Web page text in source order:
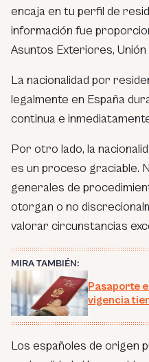
encaja en tu perfil de
información fue
Asuntos Exteriores,
La nacionalidad por
legalmente en España
continua e
Por otro lado, la
es un proceso graciable.
generales de
otorgan o no
valorar circunstancias
MIRA TAMBIÉN:
Pasaporte
vigencia
Los españoles de origen